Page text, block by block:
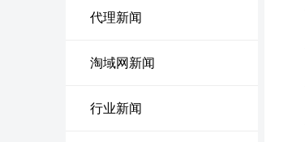
代理新闻
淘域网新闻
行业新闻